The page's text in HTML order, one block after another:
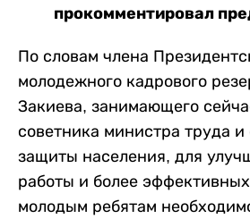
прокомментировал
По словам члена
молодежного кадрового
Закиева, занимающего
советника министра труда и
защиты населения, для
работы и более
молодым ребятам